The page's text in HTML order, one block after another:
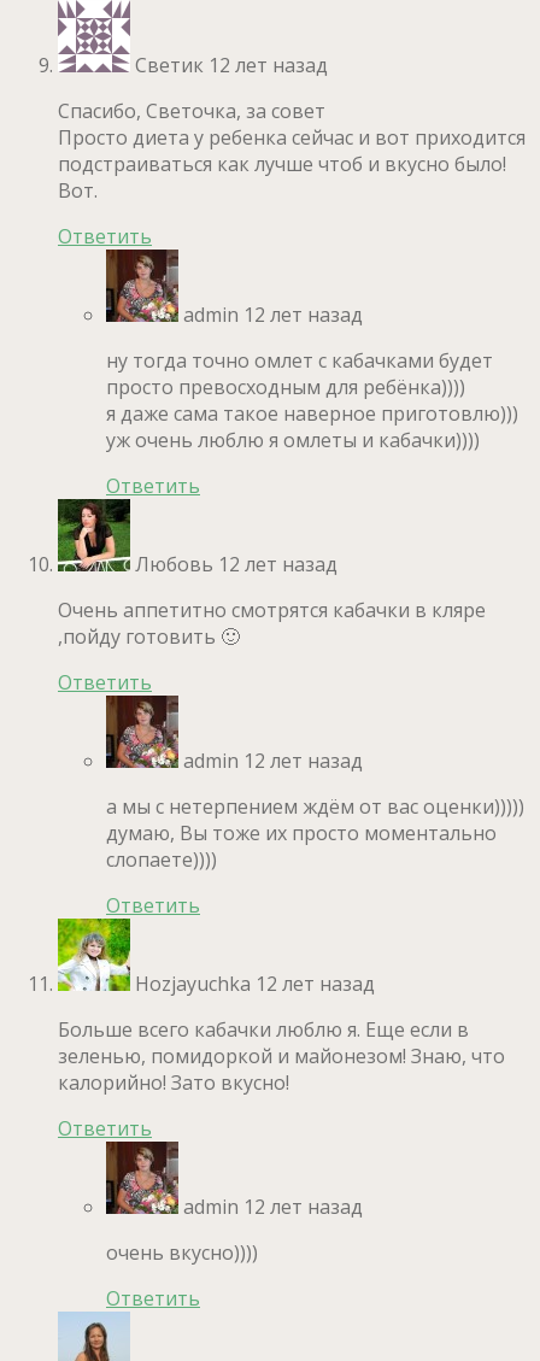
Светик 12 лет назад
Спасибо, Светочка, за совет
Просто диета у ребенка сейчас и вот приходится
подстраиваться как лучше чтоб и вкусно было!
Вот.
Ответить
admin 12 лет назад
ну тогда точно омлет с кабачками будет
просто превосходным для ребёнка))))
я даже сама такое наверное приготовлю)))
уж очень люблю я омлеты и кабачки))))
Ответить
Любовь 12 лет назад
Очень аппетитно смотрятся кабачки в кляре
,пойду готовить 🙂
Ответить
admin 12 лет назад
а мы с нетерпением ждём от вас оценки)))))
думаю, Вы тоже их просто моментально
слопаете))))
Ответить
Hozjayuchka 12 лет назад
Больше всего кабачки люблю я. Еще если в
зеленью, помидоркой и майонезом! Знаю, что
калорийно! Зато вкусно!
Ответить
admin 12 лет назад
очень вкусно))))
Ответить